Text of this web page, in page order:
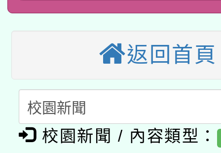
動」
開 智慧啟航」
本校115學年度第2次
招甄選結果公告(無人
招)
適應運動共學行動站研
本館辦理115年度閱讀
暨閱讀推動專業研習
科技賦能─人工智慧
礎課程
A3數位素養講師名單
「數位內容與教學軟
返回首頁
校園新聞 / 內容類型：